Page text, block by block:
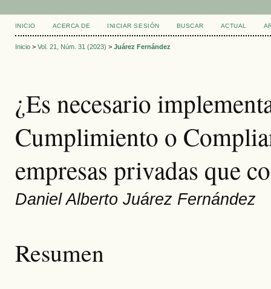
INICIO ACERCA DE INICIAR SESIÓN BUSCAR ACTUAL
Inicio> Vol. 21, Núm. 31 (2023) > Juárez Fernández
¿Es necesario
Cumplimiento o
empresas privadas que
Daniel Alberto Juárez Fernández
Resumen